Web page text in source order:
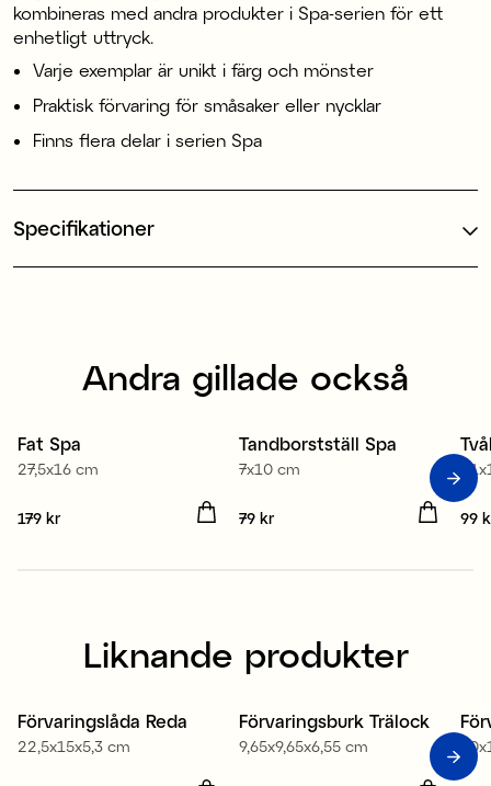
kombineras med andra produkter i Spa-serien för ett
enhetligt uttryck.
Varje exemplar är unikt i färg och mönster
Praktisk förvaring för småsaker eller nycklar
Finns flera delar i serien Spa
Specifikationer
Andra gillade också
Fat Spa
27,5x16 cm
Pris :179 kr
179 kr
Tandborstställ Spa
7x10 cm
Pris:
79 kr Pris
99
Liknande produkter
Kampanj 30%
Förvaringslåda Reda
22,5x15x5,3 cm
Kampanj 30%
Förvaringsburk Trälock
9,65x9,65x6,55 cm